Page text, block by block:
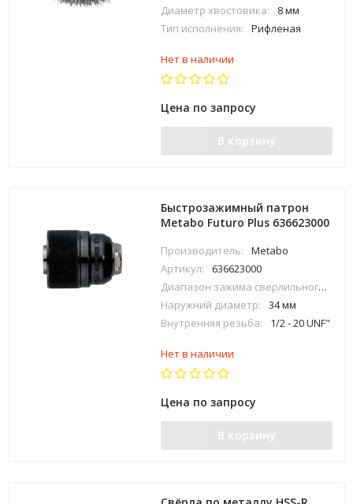
Диаметр хвостовика:
8 мм
Тип исполнения:
Рифленая
Нет в наличии
Цена по запросу
В корзину
Быстрозажимный патрон
Metabo Futuro Plus 636623000
Производитель:
Metabo
Артикул:
636623000
Диапазон зажима сверлильного патрона:
Наружний диаметр:
34 мм
Внутренняя резьба:
1/2 - 20 UNF"
Нет в наличии
Цена по запросу
В корзину